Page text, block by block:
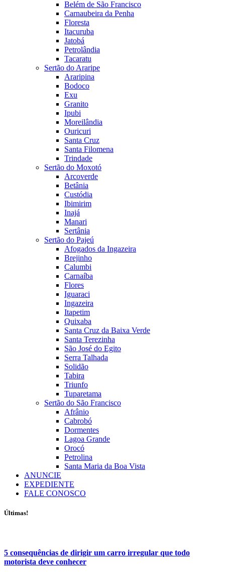
Belém de São Francisco
Carnaubeira da Penha
Floresta
Itacuruba
Jatobá
Petrolândia
Tacaratu
Sertão do Araripe
Araripina
Bodoco
Exu
Granito
Ipubi
Moreilândia
Ouricuri
Santa Cruz
Santa Filomena
Trindade
Sertão do Moxotó
Arcoverde
Betânia
Custódia
Ibimirim
Inajá
Manari
Sertânia
Sertão do Pajeú
Afogados da Ingazeira
Brejinho
Calumbi
Carnaíba
Flores
Iguaraci
Ingazeira
Itapetim
Quixaba
Santa Cruz da Baixa Verde
Santa Terezinha
São José do Egito
Serra Talhada
Solidão
Tabira
Triunfo
Tuparetama
Sertão do São Francisco
Afrânio
Cabrobó
Dormentes
Lagoa Grande
Orocó
Petrolina
Santa Maria da Boa Vista
ANUNCIE
EXPEDIENTE
FALE CONOSCO
Últimas!
5 consequências de dirigir um carro irregular que todo
motorista deve conhecer